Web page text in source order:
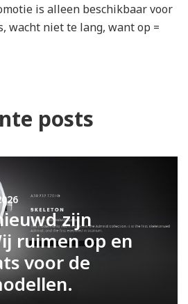
is alleen beschikbaar voor
wacht niet te lang, want op =
posts
zijn
ruimen op en
voor de